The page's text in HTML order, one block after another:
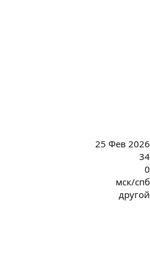
25 Фев 2026
34
0
мск/спб
другой